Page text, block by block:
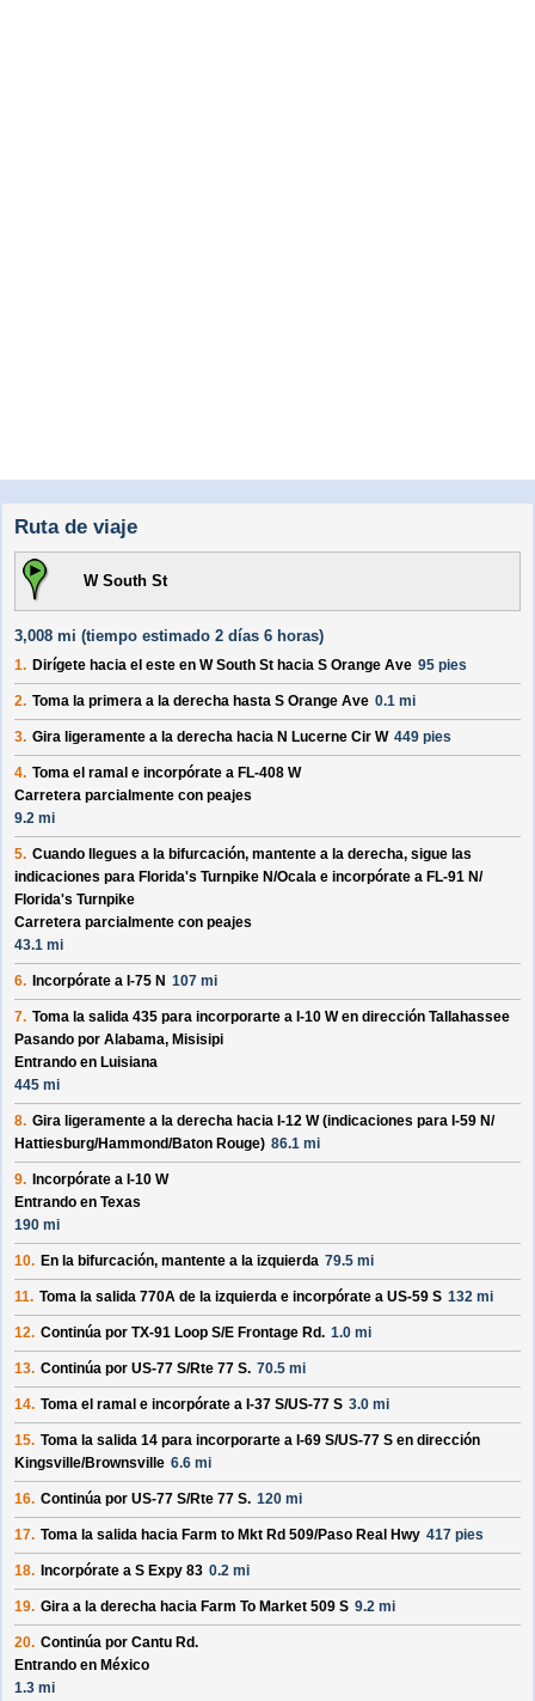
Ruta de viaje
W South St
3,008 mi (tiempo estimado 2 días 6 horas)
1. Dirígete hacia el este en W South St hacia S Orange Ave 95 pies
2. Toma la primera a la derecha hasta S Orange Ave 0.1 mi
3. Gira ligeramente a la derecha hacia N Lucerne Cir W 449 pies
4. Toma el ramal e incorpórate a FL-408 W
Carretera parcialmente con peajes
9.2 mi
5. Cuando llegues a la bifurcación, mantente a la derecha, sigue las
indicaciones para Florida's Turnpike N/Ocala e incorpórate a FL-91 N/
Florida's Turnpike
Carretera parcialmente con peajes
43.1 mi
6. Incorpórate a I-75 N 107 mi
7. Toma la salida 435 para incorporarte a I-10 Wen dirección Tallahassee
Pasando por Alabama, Misisipi
Entrando en Luisiana
445 mi
8. Gira ligeramente a la derecha hacia I-12 W(indicaciones para I-59 N/
Hattiesburg/Hammond/Baton Rouge) 86.1 mi
9. Incorpórate a I-10 W
Entrando en Texas
190 mi
10. En la bifurcación, mantente a la izquierda 79.5 mi
11. Toma la salida 770A de la izquierda e incorpórate a US-59 S 132 mi
12. Continúa por TX-91 Loop S/E Frontage Rd. 1.0 mi
13. Continúa por US-77 S/Rte 77 S. 70.5 mi
14. Toma el ramal e incorpórate a I-37 S/US-77 S 3.0 mi
15. Toma la salida 14 para incorporarte a I-69 S/US-77 S en dirección
Kingsville/Brownsville 6.6 mi
16. Continúa por US-77 S/Rte 77 S. 120 mi
17. Toma la salida hacia Farm to Mkt Rd 509/Paso Real Hwy 417 pies
18. Incorpórate a S Expy 83 0.2 mi
19. Gira a la derecha hacia Farm To Market 509 S 9.2 mi
20. Continúa por Cantu Rd.
Entrando en México
1.3 mi